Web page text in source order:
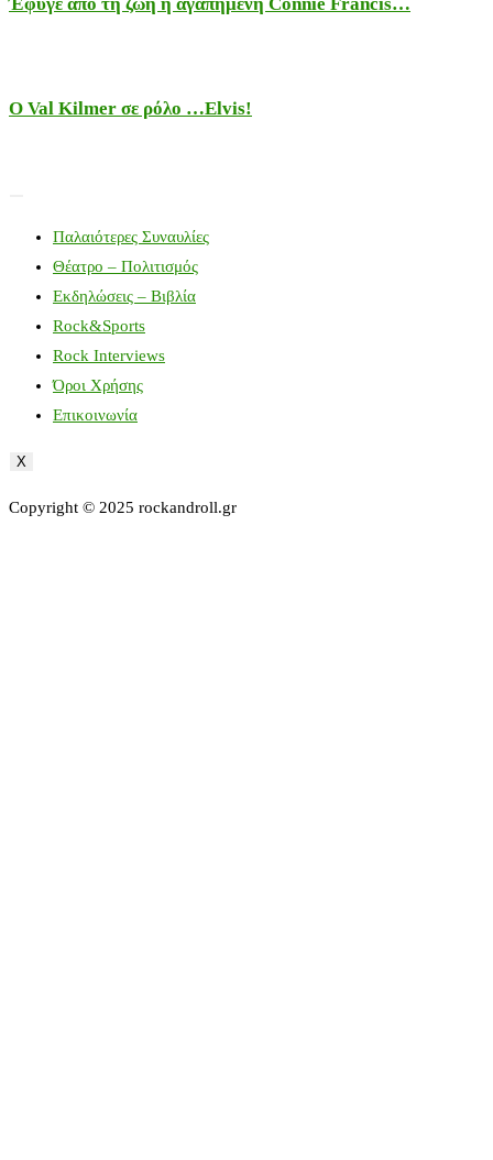
Ο Val Kilmer σε ρόλο …Elvis!
Παλαιότερες Συναυλίες
Θέατρο – Πολιτισμός
Εκδηλώσεις – Βιβλία
Rock&Sports
Rock Interviews
Όροι Χρήσης
Επικοινωνία
X
Copyright © 2025 rockandroll.gr